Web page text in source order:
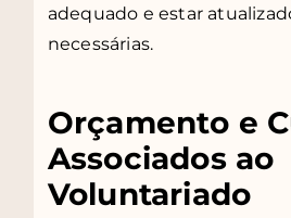
adequado e estar
necessárias.
Orçamento e
Associados ao
Voluntariado